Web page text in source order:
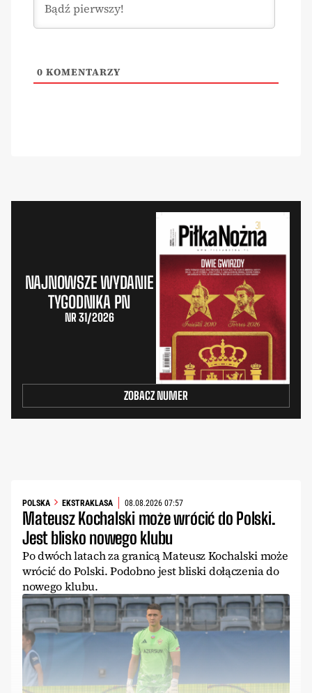
0 KOMENTARZY
NAJNOWSZE WYDANIE
TYGODNIKA PN
NR 31/2026
ZOBACZ NUMER
POLSKA EKSTRAKLASA 08.08.2026 07:57
Mateusz Kochalski może wrócić do Polski.
Jest blisko nowego klubu
Po dwóch latach za granicą Mateusz Kochalski może
wrócić do Polski. Podobno jest bliski dołączenia do
nowego klubu.